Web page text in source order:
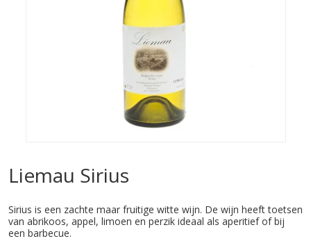
Liemau Sirius
Sirius is een zachte maar fruitige witte wijn. De wijn heeft toetsen
van abrikoos, appel, limoen en perzik ideaal als aperitief of bij
een barbecue.